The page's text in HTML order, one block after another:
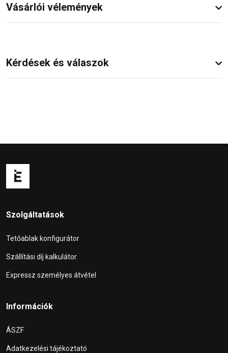
Vásárlói vélemények
Kérdések és válaszok
Szolgáltatások
Tetőablak konfigurátor
Szállítási díj kalkulátor
Expressz személyes átvétel
Információk
ÁSZF
Adatkezelési tájékoztató